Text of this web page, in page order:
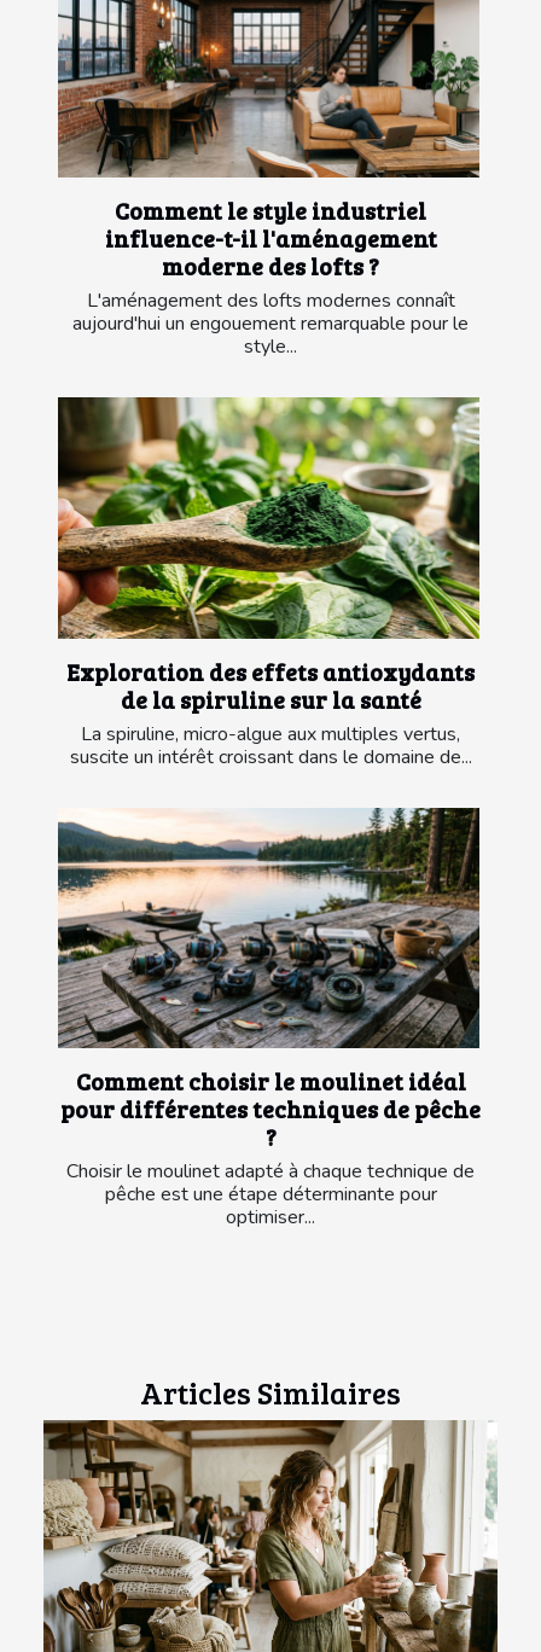
Comment le style industriel
influence-t-il l'aménagement
moderne des lofts ?
L'aménagement des lofts modernes connaît
aujourd'hui un engouement remarquable pour le
style...
Exploration des effets antioxydants
de la spiruline sur la santé
La spiruline, micro-algue aux multiples vertus,
suscite un intérêt croissant dans le domaine de...
Comment choisir le moulinet idéal
pour différentes techniques de pêche
?
Choisir le moulinet adapté à chaque technique de
pêche est une étape déterminante pour
optimiser...
Articles Similaires